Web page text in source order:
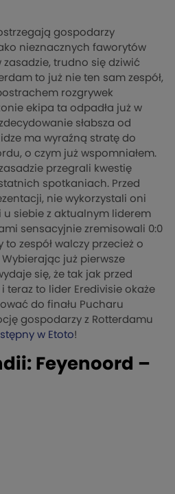
gospodarzy
nieznacznych faworytów
zasadzie, trudno się dziwić
to już nie ten sam zespół,
rozgrywek
ekipa ta odpadła już w
słabsza od
ma wyraźną stratę do
o czym już wspomniałem.
przegrali kwestię
spotkaniach. Przed
nie wykorzystali oni
u siebie z aktualnym liderem
sensacyjnie zremisowali 0:0
to zespół walczy przecież o
już pierwsze
się, że tak jak przed
teraz to lider Eredivisie okaże
do finału Pucharu
gospodarzy z Rotterdamu
w Etoto!
Feyenoord –